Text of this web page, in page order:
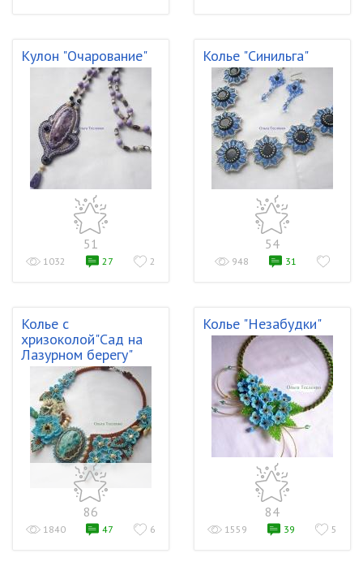
Кулон "Очарование"
51
1032 27 2
Колье "Синильга"
54
948 31
Колье с
хризоколой"Сад на
Лазурном берегу"
86
1840 47 6
Колье "Незабудки"
84
1559 39 5